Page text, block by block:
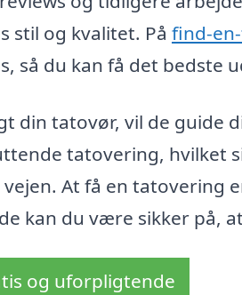
stil og kvalitet. På find-
så du kan få det bedste
din tatovør, vil de guide
tatovering, hvilket
At få en tatovering
kan du være sikker på,
og uforpligtende